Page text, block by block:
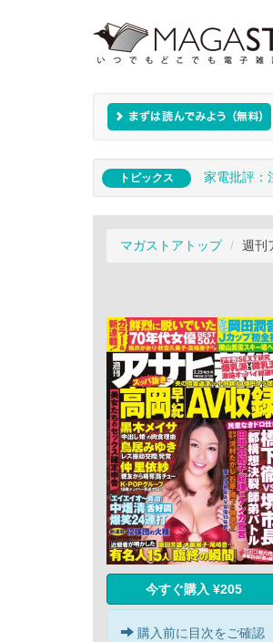
トピックス 家電批評：
マガストアトップ 週刊
今すぐ購入 ¥205
購入前に目次をご確認